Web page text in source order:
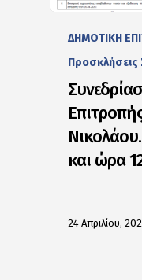
ΔΗΜΟΤΙΚΗ
Προσκλήσεις
και ώρα
24 Απριλίου,